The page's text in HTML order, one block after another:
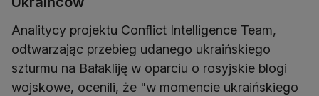
Analitycy projektu Conflict Intelligence Team,
odtwarzając przebieg udanego ukraińskiego
szturmu na Bałakliję w oparciu o rosyjskie blogi
wojskowe, ocenili, że "w momencie ukraińskiego